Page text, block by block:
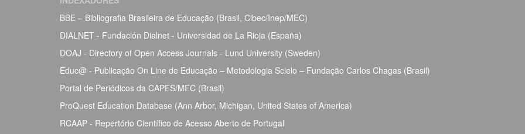
BBE – Bibliografia Brasileira de Educação (Brasil, Cibec/Inep/MEC)
DIALNET - Fundación Dialnet - Universidad de La Rioja (España)
DOAJ - Directory of Open Access Journals - Lund University (Sweden)
Educ@ - Publicação On Line de Educação – Metodologia Scielo – Fundação Carlos Chagas (Brasil)
Portal de Periódicos da CAPES/MEC (Brasil)
ProQuest Education Database (Ann Arbor, Michigan, United States of America)
RCAAP - Repertório Científico de Acesso Aberto de Portugal